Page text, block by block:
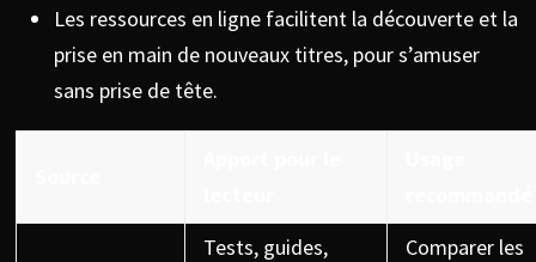
Les ressources en ligne facilitent la découverte et la
prise en main de nouveaux titres, pour s’amuser
sans prise de tête.
Tests, guides,
Comparer les